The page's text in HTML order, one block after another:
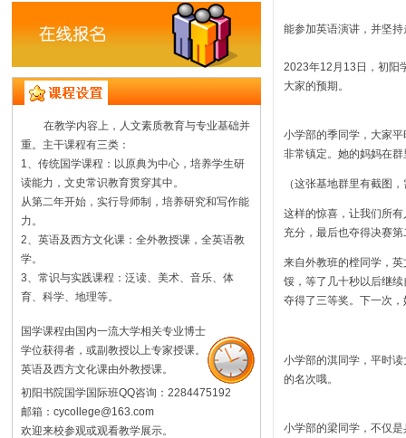
在教学内容上，人文素质教育与专业基础并
重。主干课程有三类：
1、传统国学课程：以原典为中心，培养学生研
读能力，文史常识教育贯穿其中。
从第二年开始，实行导师制，培养研究和写作能
力。
2、英语及西方文化课：全外教授课，全英语教
学。
3、常识与实践课程：泛读、美术、音乐、体
育、科学、地理等。
国学课程由国内一流大学相关专业博士
学位获得者，或副教授以上专家授课。
英语及西方文化课由外教授课。
初阳书院国学国际班QQ咨询：2284475192
邮箱：cycollege@163.com
欢迎来校参观或观看教学展示。
能参加英语演讲，并坚
2023年12 月 13 日，初阳
大家的预期。
小学部的季同学，大家
非常镇定。她的妈妈在
（这张基地群里有截图
这样的惊喜，让我们所
充分，最后也夺得决赛
来自外教班的樘同学，
馁，等了几十秒以后继
夺得了三等奖。下一次
小学部的淇同学，平时
的名次哦。
小学部的梁同学，不仅